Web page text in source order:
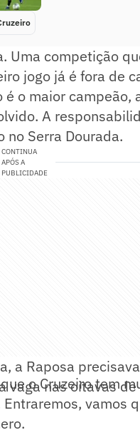
Uma competição
jogo já é fora de
o maior campeão,
A
no Serra Dourada.
CONTINUA
APÓS A
PUBLICIDADE
a Raposa
vaga nas oitavas
o Cruzeiro tem
vamos